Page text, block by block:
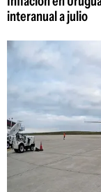
interanual a julio